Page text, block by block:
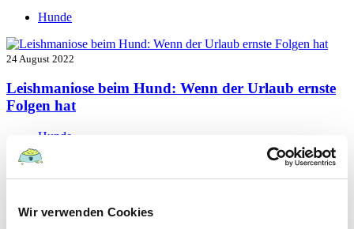
Wir verwenden Cookies
Hunde
24 August 2022
Leishmaniose beim Hund: Wenn der Urlaub ernste
Folgen hat
Hunde